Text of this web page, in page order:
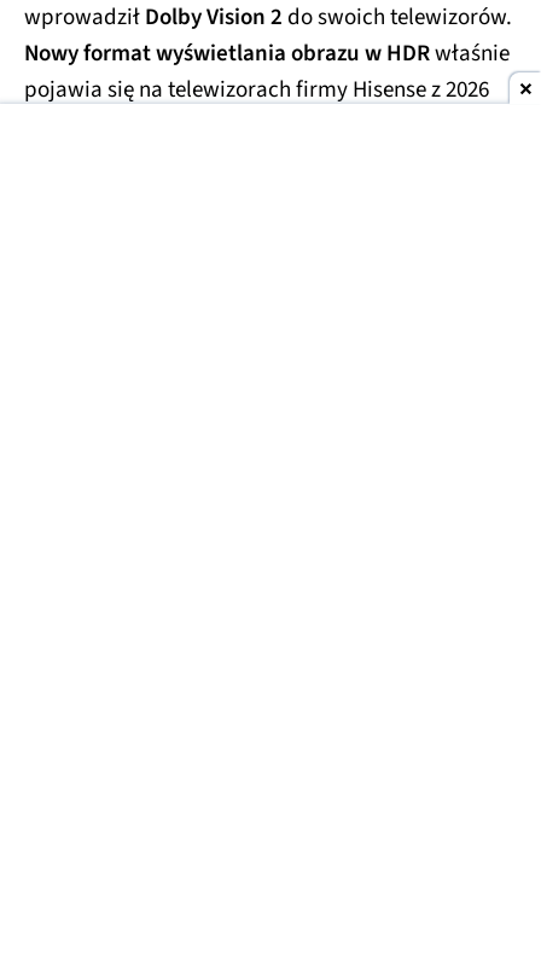
wprowadziłDolby Vision 2 do swoich telewizorów.
Nowy format wyświetlania obrazu w HDRwłaśnie
pojawia się na telewizorach firmy Hisense z 2026